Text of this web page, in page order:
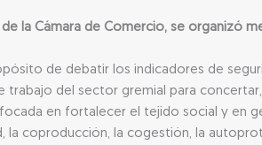
la Cámara de Comercio, se organizó
de debatir los indicadores de
trabajo del sector gremial para
en fortalecer el tejido social y en
coproducción, la cogestión, la